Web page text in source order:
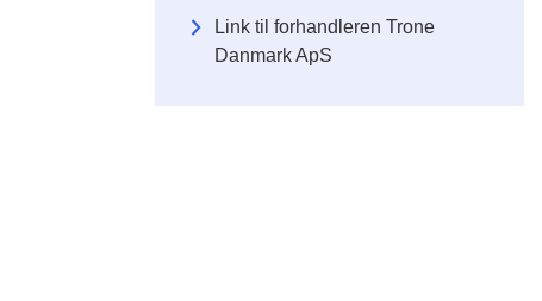
Link til forhandleren Trone
Danmark ApS